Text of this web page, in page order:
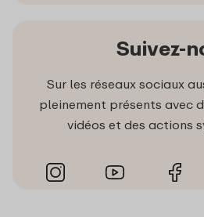
Suivez-
Sur les réseaux sociaux
pleinement présents avec
vidéos et des actions